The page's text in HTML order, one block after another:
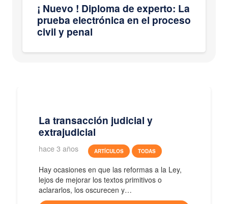
¡ Nuevo ! Diploma de experto: La
prueba electrónica en el proceso
civil y penal
La transacción judicial y
extrajudicial
hace 3 años ARTÍCULOS TODAS
Hay ocasiones en que las reformas a la Ley,
lejos de mejorar los textos primitivos o
aclararlos, los oscurecen y…